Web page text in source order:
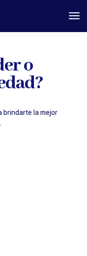
o
brindarte la mejor